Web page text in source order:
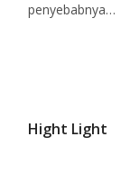
penyebabnya…
Hight Light